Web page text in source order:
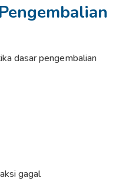
dasar pengembalian
gagal